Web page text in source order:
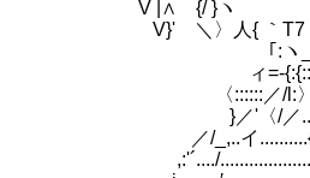
V |∧ {/ }ヽ ／
V}' ＼〉人{ ｀T7
｢:ヽ_｢(ｰl／ , ---
ィ=-{:{::::::｝ ／／
〈::::::／/l:〉V´.
}／'〈/／....l/
／/_,..イ
,:'´..../